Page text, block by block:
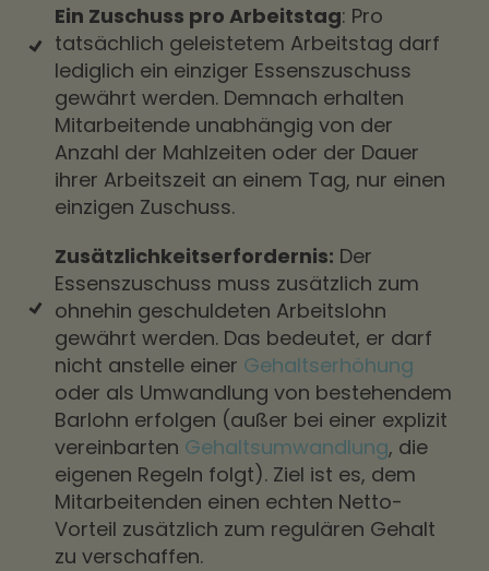
Ein Zuschuss pro Arbeitstag: Pro
tatsächlich geleistetem Arbeitstag darf
lediglich ein einziger Essenszuschuss
gewährt werden. Demnach erhalten
Mitarbeitende unabhängig von der
Anzahl der Mahlzeiten oder der Dauer
ihrer Arbeitszeit an einem Tag, nur einen
einzigen Zuschuss.
Zusätzlichkeitserfordernis: Der
Essenszuschuss muss zusätzlich zum
ohnehin geschuldeten Arbeitslohn
gewährt werden. Das bedeutet, er darf
nicht anstelle einer Gehaltserhöhung
oder als Umwandlung von bestehendem
Barlohn erfolgen (außer bei einer explizit
vereinbarten Gehaltsumwandlung, die
eigenen Regeln folgt). Ziel ist es, dem
Mitarbeitenden einen echten Netto-
Vorteil zusätzlich zum regulären Gehalt
zu verschaffen.